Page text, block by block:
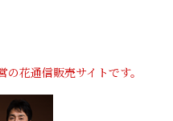
花通信販売サイトです。